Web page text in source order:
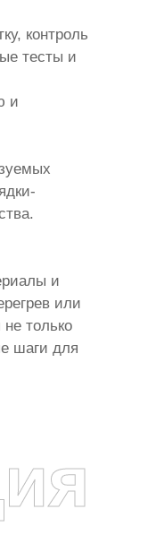
контроль
тесты и
и
и
или
только
шаги для